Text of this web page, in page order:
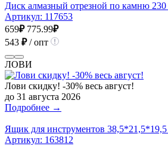
Диск алмазный отрезной по камню
Артикул: 117653
659₽ 775.99₽
543 ₽/ опт
ЛОВИ
Лови скидку! -30% весь август!
до 31 августа 2026
Подробнее →
Ящик для инструментов
Артикул: 163812